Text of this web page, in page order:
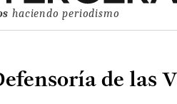
haciendo periodismo
de las